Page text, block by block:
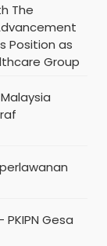
The
Position as
Group
PKIPN Gesa